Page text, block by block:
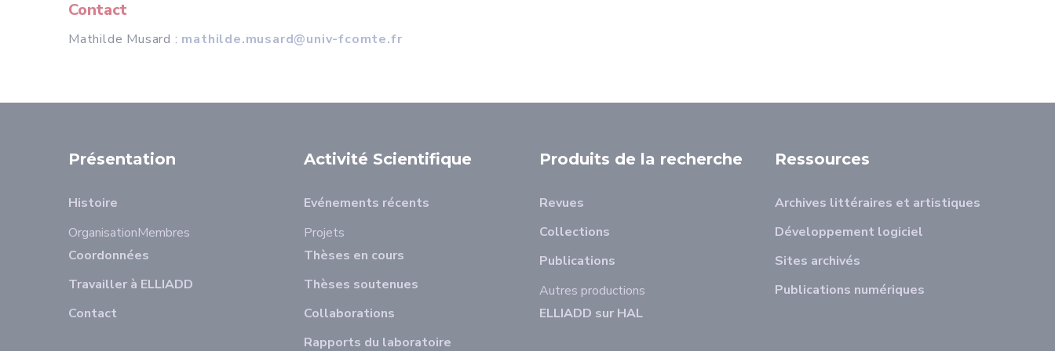
Contact
Mathilde Musard : mathilde.musard@univ-fcomte.fr
Présentation
Histoire
OrganisationMembres
Coordonnées
Travailler à ELLIADD
Contact
Activité Scientifique
Evénements récents
Projets
Thèses en cours
Thèses soutenues
Collaborations
Rapports du laboratoire
Produits de la recherche
Revues
Collections
Publications
Autres productions
ELLIADD sur HAL
Ressources
Archives littéraires et artistiques
Développement logiciel
Sites archivés
Publications numériques